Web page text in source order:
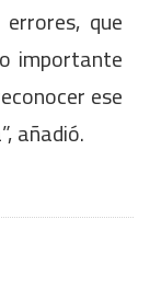
que
importante
ese
añadió.